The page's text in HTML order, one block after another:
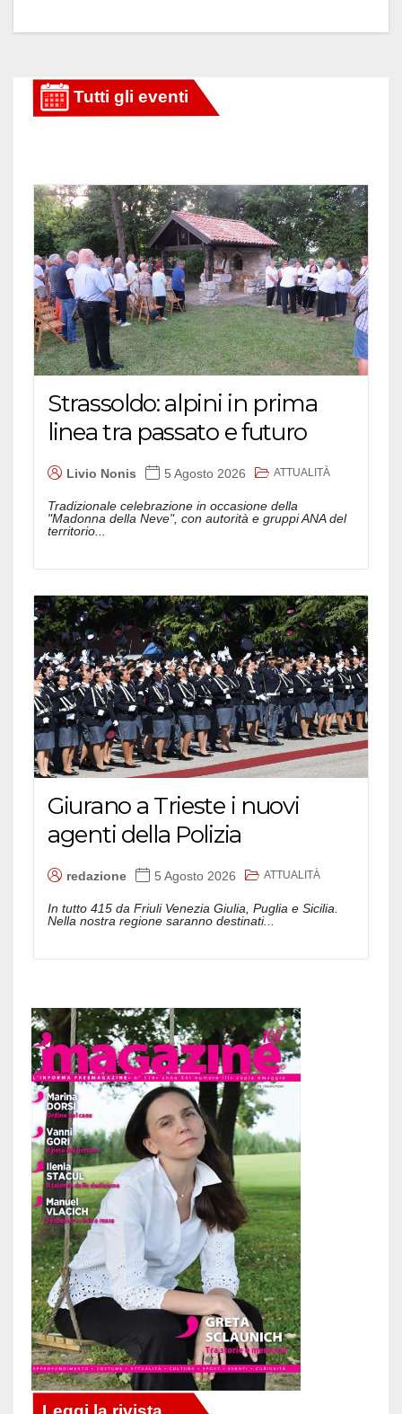
Strassoldo: alpini in prima
linea tra passato e futuro
Livio Nonis 5 Agosto 2026 ATTUALITÀ
Tradizionale celebrazione in occasione della
"Madonna della Neve", con autorità e gruppi ANA del
territorio...
Giurano a Trieste i nuovi
agenti della Polizia
redazione 5 Agosto 2026 ATTUALITÀ
In tutto 415 da Friuli Venezia Giulia, Puglia e Sicilia.
Nella nostra regione saranno destinati...